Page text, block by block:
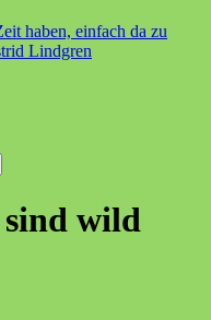
wild